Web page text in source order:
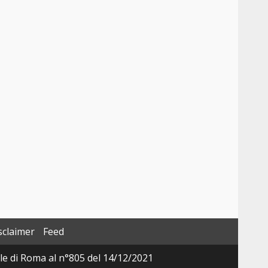
Feed
Roma al n°805 del 14/12/2021